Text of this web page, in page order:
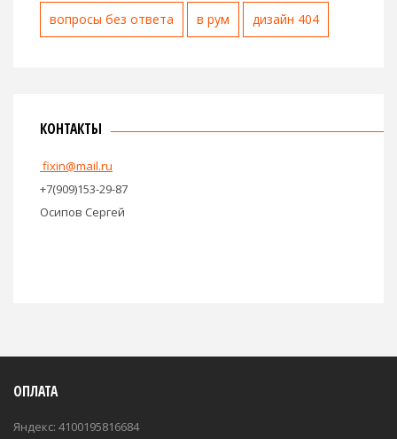
вопросы без ответа в рум дизайн 404
КОНТАКТЫ
fixin@mail.ru
+7(909)153-29-87
Осипов Сергей
ОПЛАТА
Яндекс: 4100195816684